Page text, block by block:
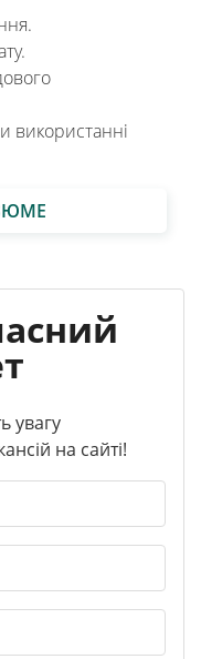
використанні
увагу
на сайті!